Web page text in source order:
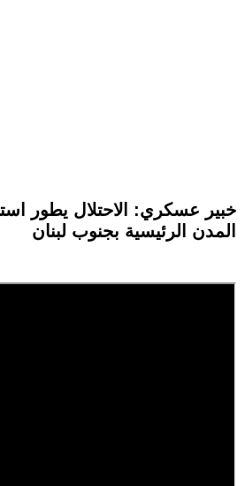
خبير عسكري: الاحتلال يطور
المدن الرئيسية بجنوب لبنان